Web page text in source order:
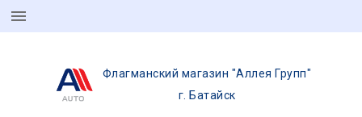
Флагманский магазин "Аллея Групп"
г. Батайск